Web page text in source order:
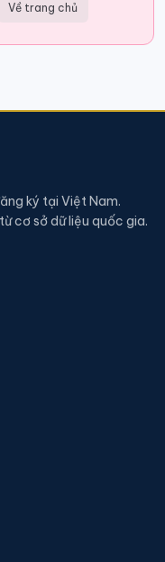
Về trang chủ
ký tại Việt Nam.
cơ sở dữ liệu quốc gia.